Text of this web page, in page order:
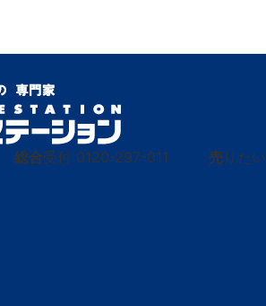
総合受付 0120-297-011 売りたい